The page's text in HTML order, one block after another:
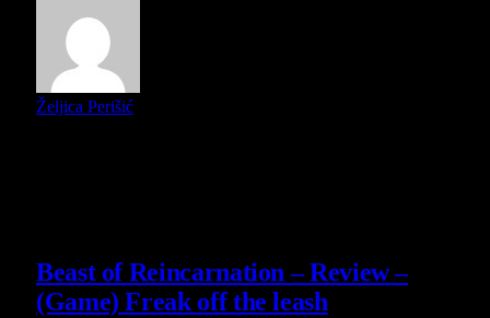
Željica Perišić
Beast of Reincarnation – Review –
(Game) Freak off the leash